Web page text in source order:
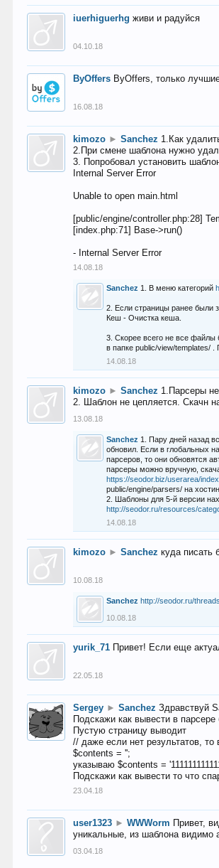
iuerhiguerhg живи и радуйся
04.10.18
ByOffers ByOffers, только
16.08.18
kimozo ► Sanchez 1.Как
2.При смене шаблона нужно
3. Попробовал установить
Internal Server Error
Unable to open main.html
[public/engine/controller.php:28]
[index.php:71] Base->run()
- Internal Server Error
14.08.18
Sanchez 1. В меню категорий
2. Если страницы ранее были
Кеш - Очистка кеша.
3. Скорее всего не все
в папке public/view/templates/
14.08.18
kimozo ► Sanchez 1.Парсеры
2. Шаблон не цепляется. Скачн
13.08.18
Sanchez 1. Пару дней назад
обновил. Если в глобальных
парсеров, то они обновятся
парсеры можно вручную,
https://seodor.biz/userarea/index
public/engine/parsers/ на
2. Шаблоны для 5-й версии
http://seodor.ru/resources/
14.08.18
kimozo ► Sanchez куда писать
10.08.18
Sanchez http://seodor.ru/
10.08.18
yurik_71 Привет! Если еще
22.05.18
Sergey ► Sanchez Здравствуй
Подскажи как вывести в
Пустую страницу выводит
// даже если нет результатов,
$contents = '';
указываю $contents =
Подскажи как вывести то что
23.04.18
user1323 ► WWWorm Привет,
уникальные, из шаблона видимо
03.04.18